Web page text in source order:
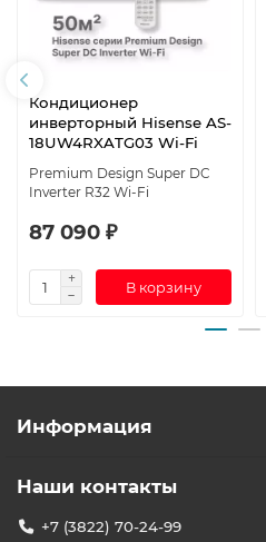
Кондиционер
инверторный Hisense AS-
18UW4RXATG03 Wi-Fi
Premium Design Super DC
Inverter R32 Wi-Fi
87 090 ₽
В корзину
Информация
Наши контакты
+7 (3822) 70-24-99